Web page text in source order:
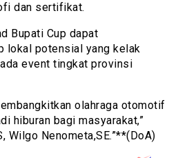
dan sertifikat.
Bupati Cup dapat
lokal potensial yang kelak
event tingkat provinsi
olahraga otomotif
hiburan bagi masyarakat,”
Wilgo Nenometa,SE.”**(DoA)